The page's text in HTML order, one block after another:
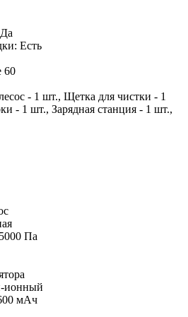
Да
Есть
60
- 1 шт., Щетка для чистки - 1
- 1 шт., Зарядная станция - 1 шт.,
Па
ионный
мАч